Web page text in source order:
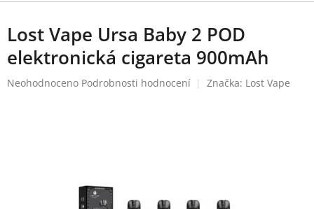
Lost Vape Ursa Baby 2 POD
elektronická cigareta 900mAh
Průměrné
Neohodnoceno Podrobnosti hodnocení Značka: Lost Vape